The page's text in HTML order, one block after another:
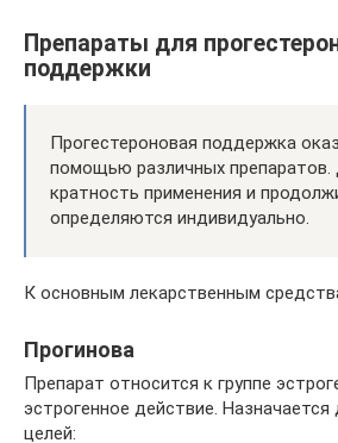
Препараты для
поддержки
Прогестероновая поддержка
помощью различных препаратов.
кратность применения и
определяются индивидуально.
К основным лекарственным
Прогинова
Препарат относится к группе
эстрогенное действие.
целей: